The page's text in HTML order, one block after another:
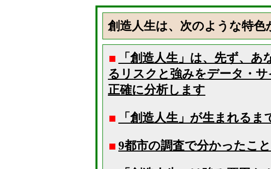
創造人生は、次のような特
「創造人生」は、先ず、あ
るリスクと強みをデータ・
正確に分析します
「創造人生」が生まれるま
9都市の調査で分かったこ